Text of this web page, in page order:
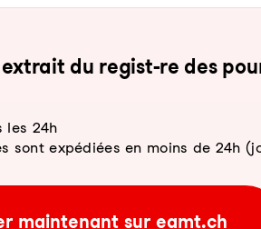
du re­gist-re des
les 24h
sont expédiées en moins de 24h
maintenant sur eamt.ch